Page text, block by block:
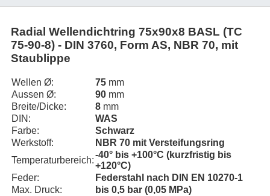
Radial Wellendichtring 75x90x8 BASL (TC
75-90-8) - DIN 3760, Form AS, NBR 70, mit
Staublippe
Wellen Ø: 75 mm
Aussen Ø:
90 mm
Breite/Dicke:
8 mm
DIN:
WAS
Farbe:
Schwarz
Werkstoff:
NBR 70 mit Versteifungsring
Temperaturbereich:
-40° bis +100°C (kurzfristig bis
+120°C)
Feder:
Federstahl nach DIN EN 10270-1
Max. Druck:
bis 0,5 bar (0,05 MPa)